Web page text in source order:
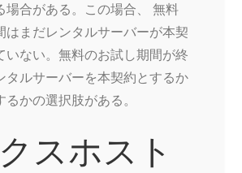
場合がある。この場合、 無料
はまだレンタルサーバーが本契
いない。無料のお試し期間が終
タルサーバーを本契約とするか
かの選択肢がある。
スホスト